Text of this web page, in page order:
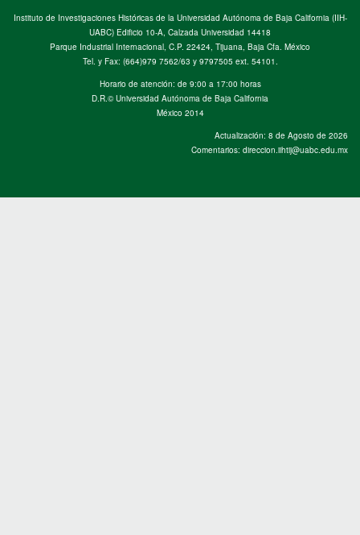
Instituto de Investigaciones Históricas de la Universidad Autónoma de Baja California (IIH-
UABC) Edificio 10-A, Calzada Universidad 14418
Parque Industrial Internacional, C.P. 22424, Tijuana, Baja Cfa. México
Tel. y Fax: (664)979 7562/63 y 9797505 ext. 54101.
Horario de atención: de 9:00 a 17:00 horas
D.R.© Universidad Autónoma de Baja California
México 2014
Actualización: 8 de Agosto de 2026
Comentarios: direccion.iihtij@uabc.edu.mx